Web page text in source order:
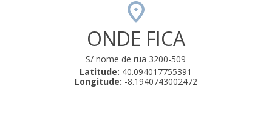
ONDE FICA
S/ nome de rua 3200-509
Latitude: 40.094017755391
Longitude: -8.1940743002472